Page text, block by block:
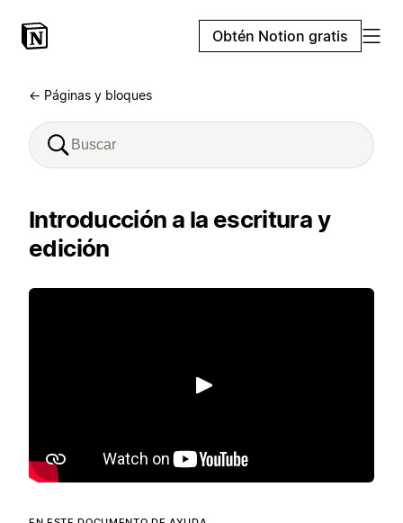
Obtén Notion gratis
← Páginas y bloques
Introducción a la escritura y
edición
Reproducir